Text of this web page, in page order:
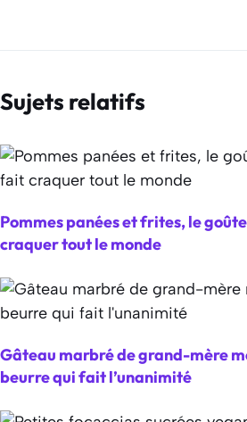
Sujets relatifs
Pommes panées et frites, le
craquer tout le monde
Gâteau marbré de grand-mère
beurre qui fait l’unanimité